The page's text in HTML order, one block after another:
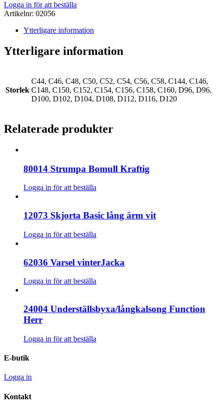
Logga in för att beställa
Artikelnr: 02056
Ytterligare information
Ytterligare information
Storlek
C44, C46, C48, C50, C52, C54, C56, C58, C144, C146,
C148, C150, C152, C154, C156, C158, C160, D96, D96,
D100, D102, D104, D108, D112, D116, D120
Relaterade produkter
80014 Strumpa Bomull Kraftig
Logga in för att beställa
12073 Skjorta Basic lång ärm vit
Logga in för att beställa
62036 Varsel vinterJacka
Logga in för att beställa
24004 Underställsbyxa/långkalsong Function
Herr
Logga in för att beställa
E-butik
Logga in
Kontakt